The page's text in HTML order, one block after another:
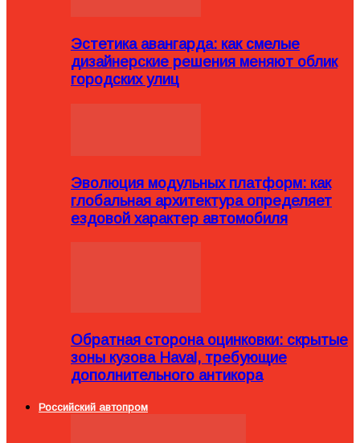
Эстетика авангарда: как смелые
дизайнерские решения меняют облик
городских улиц
Эволюция модульных платформ: как
глобальная архитектура определяет
ездовой характер автомобиля
Обратная сторона оцинковки: скрытые
зоны кузова Haval, требующие
дополнительного антикора
Российский автопром